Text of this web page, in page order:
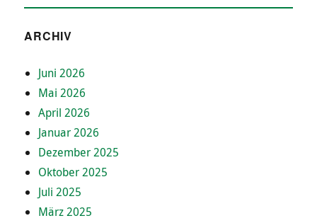
ARCHIV
Juni 2026
Mai 2026
April 2026
Januar 2026
Dezember 2025
Oktober 2025
Juli 2025
März 2025